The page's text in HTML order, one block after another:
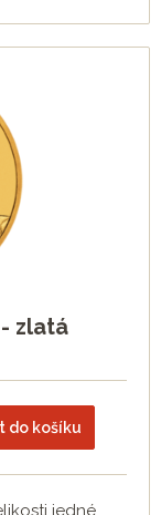
zlatá
do košíku
jedné